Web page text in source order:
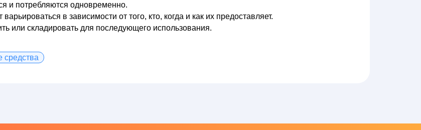
и потребляются одновременно.
варьироваться в зависимости от того, кто, когда и как их предоставляет.
или складировать для последующего использования.
средства